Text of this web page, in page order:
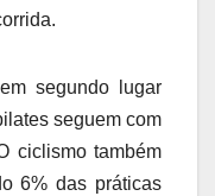
segundo lugar
seguem com
ciclismo também
6% das práticas